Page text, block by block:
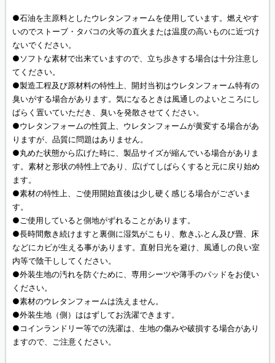
●石油を主原料としたウレタンフォームを使用しています。燃えやす
いのでストーブ・タバコの火等の直火または温度の高いものに近づけ
ないでください。
●ソフトな素材で出来ていますので、立ち歩きする場合は十分注意し
てください。
●製造工程及び原材料の特性上、開封当初はウレタンフォーム特有の
臭いがする場合があります。気になるときは風通しのよいところにし
ばらく置いていただき、臭いを発散させてください。
●ウレタンフォームの性質上、ウレタンフォームが黄変する場合があ
りますが、品質に問題はありません。
●丸めた状態から広げた時に、製品サイズが縮んでいる場合がありま
す。素材と形状の特性上であり、広げてしばらくすると元に戻り始め
ます。
●素材の特性上、ご使用開始直後は少し硬く感じる場合がございま
す。
●ご使用していると側地がずれることがあります。
●長時間敷き続けますと裏側に湿気がこもり、敷きふとん及び畳、床
などにカビが生える事があります。直射日光を避け、風通しの良い室
内等で陰干ししてください。
●外装生地の汚れを防ぐために、専用シーツや薄手のパッドをお使い
ください。
●素材のウレタンフォームは洗えません。
●外装生地（側）ははずしてお洗濯できます。
●コインランドリー等での洗濯は、生地の傷みや破損する場合があり
ますので、ご注意ください。